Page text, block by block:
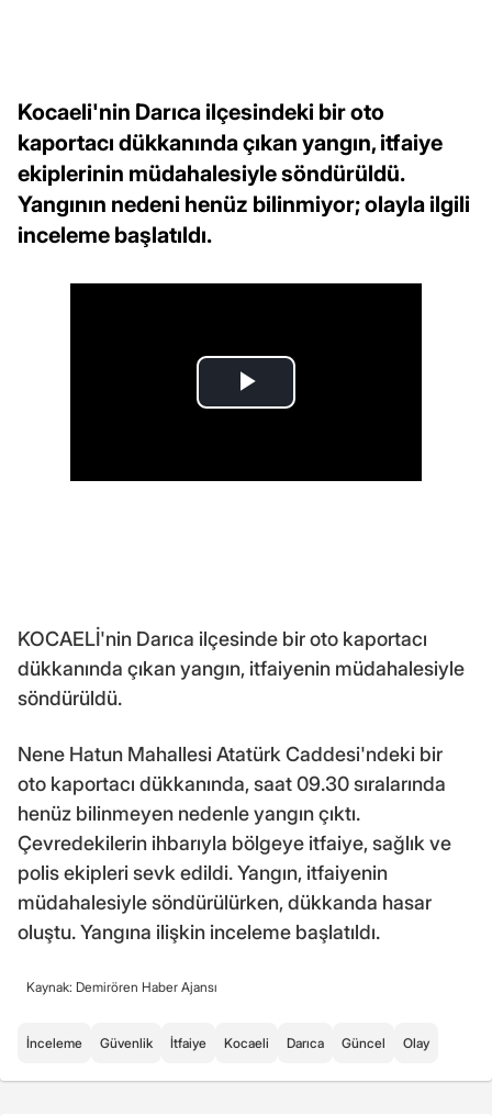
Kocaeli'nin Darıca ilçesindeki bir oto
kaportacı dükkanında çıkan yangın, itfaiye
ekiplerinin müdahalesiyle söndürüldü.
Yangının nedeni henüz bilinmiyor; olayla ilgili
inceleme başlatıldı.
KOCAELİ'nin Darıca ilçesinde bir oto kaportacı
dükkanında çıkan yangın, itfaiyenin müdahalesiyle
söndürüldü.
Nene Hatun Mahallesi Atatürk Caddesi'ndeki bir
oto kaportacı dükkanında, saat 09.30 sıralarında
henüz bilinmeyen nedenle yangın çıktı.
Çevredekilerin ihbarıyla bölgeye itfaiye, sağlık ve
polis ekipleri sevk edildi. Yangın, itfaiyenin
müdahalesiyle söndürülürken, dükkanda hasar
oluştu. Yangına ilişkin inceleme başlatıldı.
Kaynak: Demirören Haber Ajansı
İnceleme Güvenlik İtfaiye Kocaeli Darıca Güncel Olay